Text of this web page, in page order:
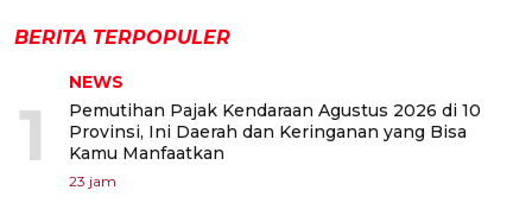
BERITA TERPOPULER
1
NEWS
Pemutihan Pajak Kendaraan Agustus 2026 di 10
Provinsi, Ini Daerah dan Keringanan yang Bisa
Kamu Manfaatkan
23 jam